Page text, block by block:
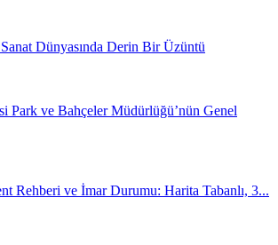
Dünyasında Derin Bir Üzüntü
Park ve Bahçeler Müdürlüğü’nün Genel
Rehberi ve İmar Durumu: Harita Tabanlı, 3...